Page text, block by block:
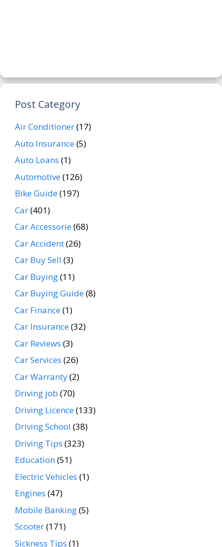
Post Category
Air Conditioner(17)
Auto Insurance(5)
Auto Loans (1)
Automotive(126)
Bike Guide(197)
Car(401)
Car Accessorie(68)
Car Accident(26)
Car Buy Sell (3)
Car Buying(11)
Car Buying Guide(8)
Car Finance(1)
Car Insurance(32)
Car Reviews (3)
Car Services (26)
Car Warranty(2)
Driving job (70)
Driving Licence(133)
Driving School (38)
Driving Tips (323)
Education(51)
Electric Vehicles (1)
Engines (47)
Mobile Banking(5)
Scooter(171)
Sickness Tips (1)